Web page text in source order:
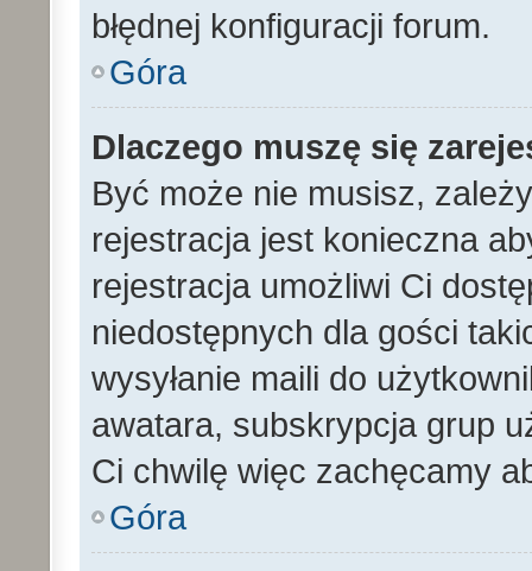
błędnej konfiguracji forum.
Góra
Dlaczego muszę się
Być może nie musisz,
rejestracja jest konieczna
rejestracja umożliwi Ci
niedostępnych dla gości
wysyłanie maili do
awatara, subskrypcja grup
Ci chwilę więc zachęcamy
Góra